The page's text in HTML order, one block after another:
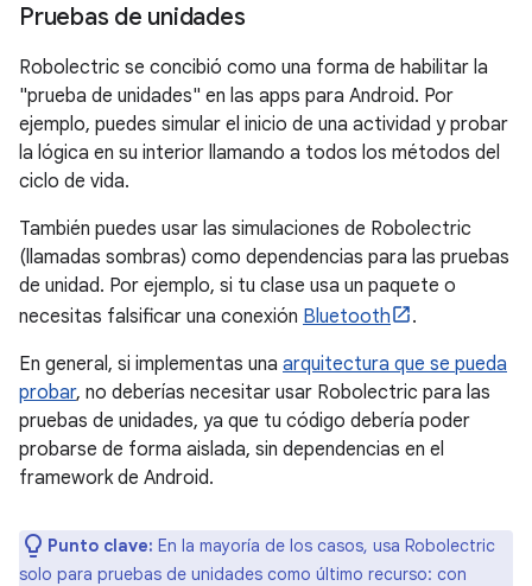
Pruebas de unidades
Robolectric se concibió como una forma de habilitar la
"prueba de unidades" en las apps para Android. Por
ejemplo, puedes simular el inicio de una actividad y probar
la lógica en su interior llamando a todos los métodos del
ciclo de vida.
También puedes usar las simulaciones de Robolectric
(llamadas sombras) como dependencias para las pruebas
de unidad. Por ejemplo, si tu clase usa un paquete o
necesitas falsificar una conexión Bluetooth
.
En general, si implementas una arquitectura que se pueda
probar, no deberías necesitar usar Robolectric para las
pruebas de unidades, ya que tu código debería poder
probarse de forma aislada, sin dependencias en el
framework de Android.
Punto clave: En la mayoría de los casos, usa Robolectric
solo para pruebas de unidades como último recurso: con